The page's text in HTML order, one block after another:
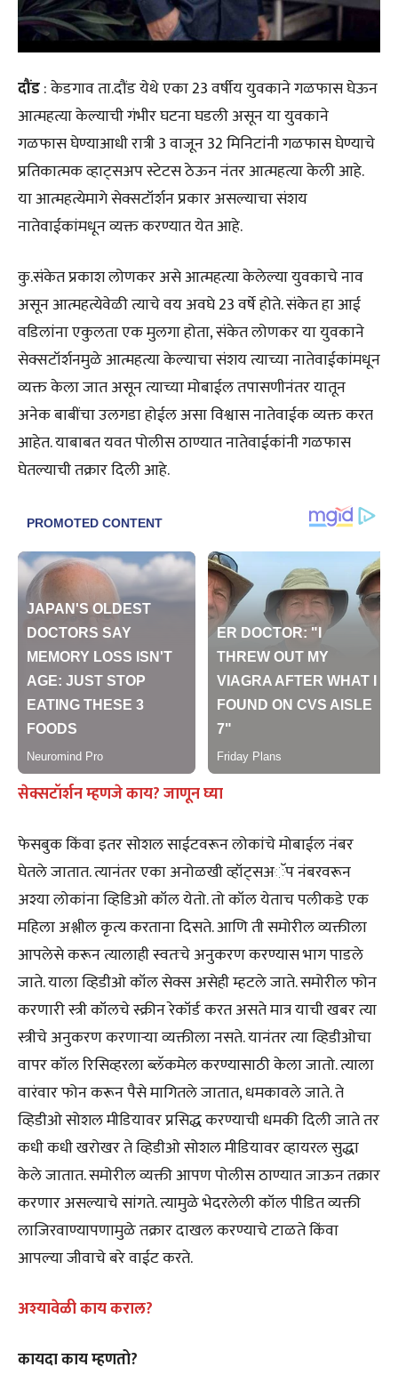
दौंड: केडगाव ता.दौंड येथे एका 23 वर्षीय युवकाने गळफास घेऊन
आत्महत्या केल्याची गंभीर घटना घडली असून या युवकाने
गळफास घेण्याआधी रात्री 3 वाजून 32 मिनिटांनी गळफास घेण्याचे
प्रतिकात्मक व्हाट्सअप स्टेटस ठेऊन नंतर आत्महत्या केली आहे.
या आत्महत्येमागे सेक्सटॉर्शन प्रकार असल्याचा संशय
नातेवाईकांमधून व्यक्त करण्यात येत आहे.
कु.संकेत प्रकाश लोणकर असे आत्महत्या केलेल्या युवकाचे नाव
असून आत्महत्येवेळी त्याचे वय अवघे 23 वर्षे होते. संकेत हा आई
वडिलांना एकुलता एक मुलगा होता, संकेत लोणकर या युवकाने
सेक्सटॉर्शनमुळे आत्महत्या केल्याचा संशय त्याच्या नातेवाईकांमधून
व्यक्त केला जात असून त्याच्या मोबाईल तपासणीनंतर यातून
अनेक बाबींचा उलगडा होईल असा विश्वास नातेवाईक व्यक्त करत
आहेत. याबाबत यवत पोलीस ठाण्यात नातेवाईकांनी गळफास
घेतल्याची तक्रार दिली आहे.
सेक्सटॉर्शन म्हणजे काय? जाणून घ्या
फेसबुक किंवा इतर सोशल साईटवरून लोकांचे मोबाईल नंबर
घेतले जातात. त्यानंतर एका अनोळखी व्हॉट्सअॅप नंबरवरून
अश्या लोकांना व्हिडिओ कॉल येतो. तो कॉल येताच पलीकडे एक
महिला अश्लील कृत्य करताना दिसते. आणि ती समोरील व्यक्तीला
आपलेसे करून त्यालाही स्वतःचे अनुकरण करण्यास भाग पाडले
जाते. याला व्हिडीओ कॉल सेक्स असेही म्हटले जाते. समोरील फोन
करणारी स्त्री कॉलचे स्क्रीन रेकॉर्ड करत असते मात्र याची खबर त्या
स्त्रीचे अनुकरण करणाऱ्या व्यक्तीला नसते. यानंतर त्या व्हिडीओचा
वापर कॉल रिसिव्हरला ब्लॅकमेल करण्यासाठी केला जातो. त्याला
वारंवार फोन करून पैसे मागितले जातात, धमकावले जाते. ते
व्हिडीओ सोशल मीडियावर प्रसिद्ध करण्याची धमकी दिली जाते तर
कधी कधी खरोखर ते व्हिडीओ सोशल मीडियावर व्हायरल सुद्धा
केले जातात. समोरील व्यक्ती आपण पोलीस ठाण्यात जाऊन तक्रार
करणार असल्याचे सांगते. त्यामुळे भेदरलेली कॉल पीडित व्यक्ती
लाजिरवाण्यापणामुळे तक्रार दाखल करण्याचे टाळते किंवा
आपल्या जीवाचे बरे वाईट करते.
अश्यावेळी काय कराल?
कायदा काय म्हणतो?